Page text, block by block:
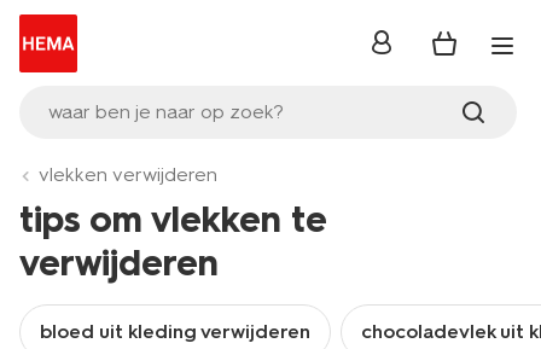
waar ben je naar op zoek?
inloggen
vlekken verwijderen
tips om vlekken te
verwijderen
bloed uit kleding verwijderen chocoladevlek uit